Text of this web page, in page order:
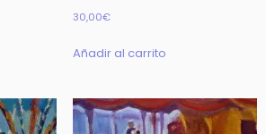
30,00€
Añadir al carrito